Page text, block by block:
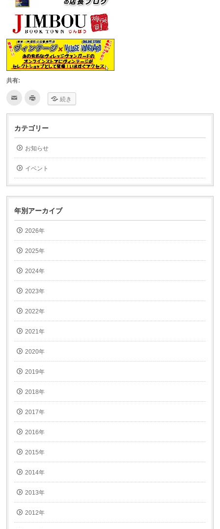
共有:
ク
て
友
達
へ
メ
ー
で
送
信
(新
い
ィ
ン
ド
ウ
で
開
ま
す)
ク
て
印
刷
(新
し
い
ィ
ン
ド
ウ
開
ま
す)
続き
カテゴリー
お知らせ
イベント
年別アーカイブ
2026年
2025年
2024年
2023年
2022年
2021年
2020年
2019年
2018年
2017年
2016年
2015年
2014年
2013年
2012年